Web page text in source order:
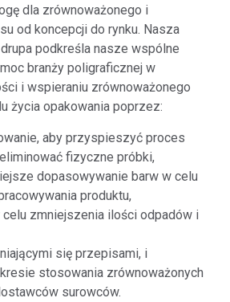
dla zrównoważonego i
od koncepcji do rynku. Nasza
podkreśla nasze wspólne
branży poligraficznej w
i wspieraniu zrównoważonego
życia opakowania poprzez:
aby przyspieszyć proces
fizyczne próbki,
dopasowywanie barw w celu
produktu,
celu zmniejszenia ilości odpadów i
się przepisami, i
stosowania zrównoważonych
surowców.